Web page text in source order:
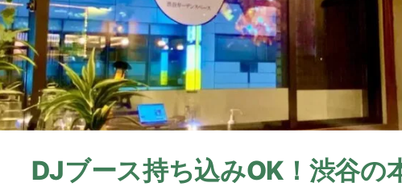
DJブース持ち込みOK！渋谷の